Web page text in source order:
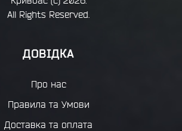
All Rights Reserved.
ДОВІДКА
Про нас
Правила та Умови
Доставка та оплата